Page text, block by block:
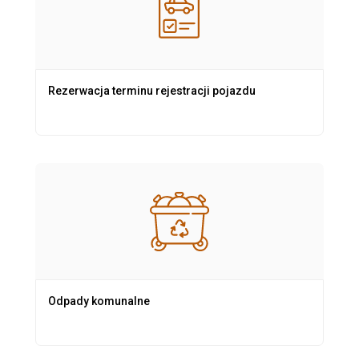
Rezerwacja terminu rejestracji pojazdu
Odpady komunalne